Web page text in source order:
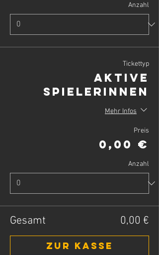
Anzahl
Tickettyp
Aktive
SpielerInnen
Mehr Infos
Preis
0,00 €
Anzahl
Gesamt 0,00 €
Zur Kasse